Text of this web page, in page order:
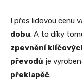
I přes lidovou cenu
dobu. A to díky
zpevnění
převodů je
překlapěč.